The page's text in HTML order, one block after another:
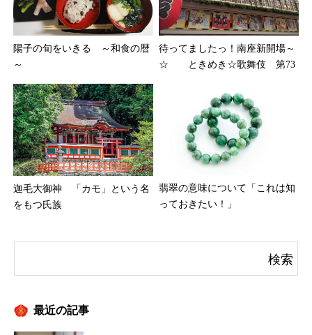
陽子の旬をいきる ～和食の暦
～
待ってましたっ！南座新開場～
☆ ときめき☆歌舞伎 第73
迦毛大御神 「カモ」という名
をもつ氏族
翡翠の意味について「これは知
っておきたい！」
最近の記事